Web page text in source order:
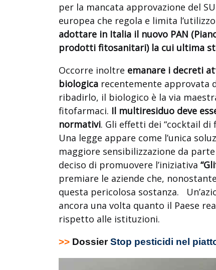
per la mancata approvazione del
europea che regola e limita
adottare in Italia il nuovo PAN
prodotti fitosanitari) la cui ultima
Occorre inoltre emanare i decreti
biologica recentemente approvata
ribadirlo, il biologico è la via
fitofarmaci. Il multiresiduo deve
normativi. Gli effetti dei “cocktail
Una legge appare come l’unica
maggiore sensibilizzazione da
deciso di promuovere l’iniziativa
premiare le aziende che,
questa pericolosa sostanza.
ancora una volta quanto il Paese
rispetto alle istituzioni.
>> DossierStop pesticidi nel